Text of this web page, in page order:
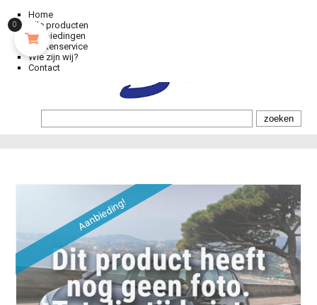
Home
Alle producten
Aanbiedingen
Klantenservice
Wie zijn wij?
Contact
Aanbieding!
0